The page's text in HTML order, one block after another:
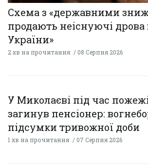
Схема з «державними
продають неіснуючі дрова
України»
2 хв на прочитання 08 Серпня 2026
У Миколаєві під час
загинув пенсіонер:
підсумки тривожної доби
1 хв на прочитання 07 Серпня 2026